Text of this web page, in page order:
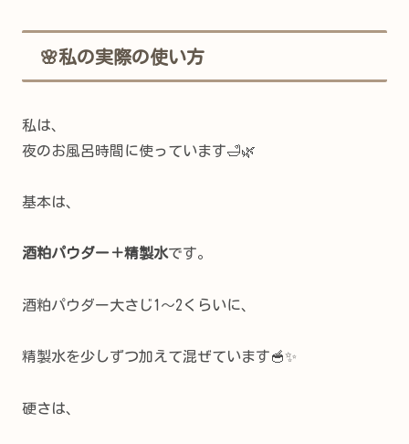
🌸私の実際の使い方
私は、
夜のお風呂時間に使っています🛁🌿
基本は、
酒粕パウダー＋精製水です。
酒粕パウダー大さじ1〜2くらいに、
精製水を少しずつ加えて混ぜています🥣✨
硬さは、